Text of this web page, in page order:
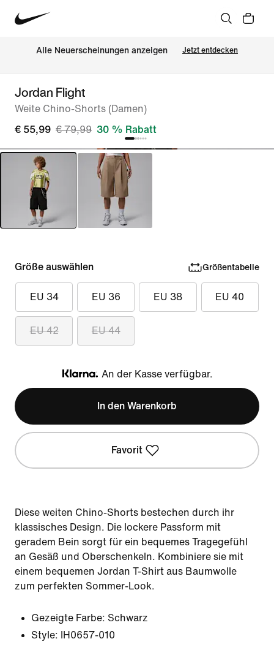
Alle Neuerscheinungen anzeigen Jetzt entdecken
Jordan Flight
Weite Chino-Shorts (Damen)
€ 55,99 € 79,99 30 % Rabatt
Größe auswählen Größentabelle
EU 34 EU 36 EU 38 EU 40
EU 42 EU 44
Klarna
An der Kasse verfügbar.
In den Warenkorb
Favorit
Diese weiten Chino-Shorts bestechen durch ihr
klassisches Design. Die lockere Passform mit
geradem Bein sorgt für ein bequemes Tragegefühl
an Gesäß und Oberschenkeln. Kombiniere sie mit
einem bequemen Jordan T-Shirt aus Baumwolle
zum perfekten Sommer-Look.
Gezeigte Farbe: Schwarz
Style:
IH0657-010